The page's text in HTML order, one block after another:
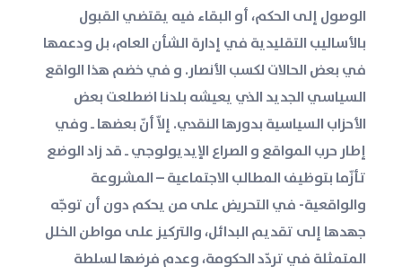
الوصول إلى الحكم، أو البقاء فيه يقتضي القبول
بالأساليب التقليدية في إدارة الشأن العام، بل ودعمها
في بعض الحالات لكسب الأنصار. و في خضم هذا الواقع
السياسي الجديد الذي يعيشه بلدنا اضطلعت بعض
الأحزاب السياسية بدورها النقدي. إلاّ أنّ بعضها ــ وفي
إطار حرب المواقع و الصراع الإيديولوجي ــ قد زاد الوضع
تأزّما بتوظيف المطالب الاجتماعية – المشروعة
والواقعية- في التحريض على من يحكم دون أن توجّه
جهدها إلى تقديم البدائل، والتركيز على مواطن الخلل
المتمثلة في تردّد الحكومة، وعدم فرضها لسلطة